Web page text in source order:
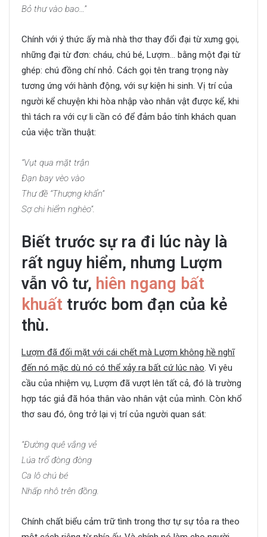
Bỏ thư vào bao…”
Chính với ý thức ấy mà nhà thơ thay đổi đại từ xưng gọi,
những đại từ đơn: cháu, chú bé, Lượm… bằng một đại từ
ghép: chú đồng chí nhỏ. Cách gọi tên trang trọng này
tương ứng với hành động, với sự kiện hi sinh. Vị trí của
người kể chuyện khi hòa nhập vào nhân vật được kể, khi
thì tách ra với cự li cần có để đảm bảo tính khách quan
của việc trần thuật:
“Vụt qua mặt trận
Đạn bay vèo vào
Thư đề “Thượng khẩn”
Sợ chi hiểm nghèo”.
Biết trước sự ra đi lúc này là
rất nguy hiểm, nhưng Lượm
vẫn vô tư, hiên ngang bất
khuất trước bom đạn của kẻ
thù.
Lượm đã đối mặt với cái chết mà Lượm không hề nghĩ
đến nó mặc dù nó có thể xảy ra bất cứ lúc nào. Vì yêu
cầu của nhiệm vụ, Lượm đã vượt lên tất cả, đó là trường
hợp tác giả đã hóa thân vào nhân vật của mình. Còn khổ
thơ sau đó, ông trở lại vị trí của người quan sát:
“Đường quê vắng vẻ
Lúa trổ đòng đòng
Ca lô chú bé
Nhấp nhô trên đồng.
Chính chất biểu cảm trữ tình trong thơ tự sự tỏa ra theo